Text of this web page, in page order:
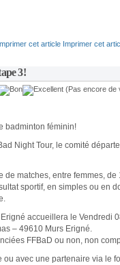
Imprimer cet
3!
(Pas encore de
badminton féminin!
Night Tour, le comité
de matches, entre femmes,
sportif, en simples ou en
accueillera le Vendredi
– 49610 Murs Erigné.
FFBaD ou non, non
ou avec une partenaire via le